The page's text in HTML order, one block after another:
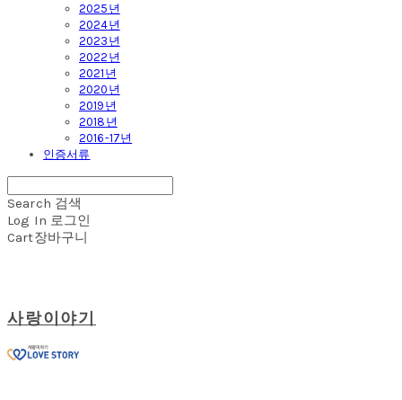
2025년
2024년
2023년
2022년
2021년
2020년
2019년
2018년
2016-17년
인증서류
Search 검색
Log In 로그인
Cart장바구니
사랑이야기